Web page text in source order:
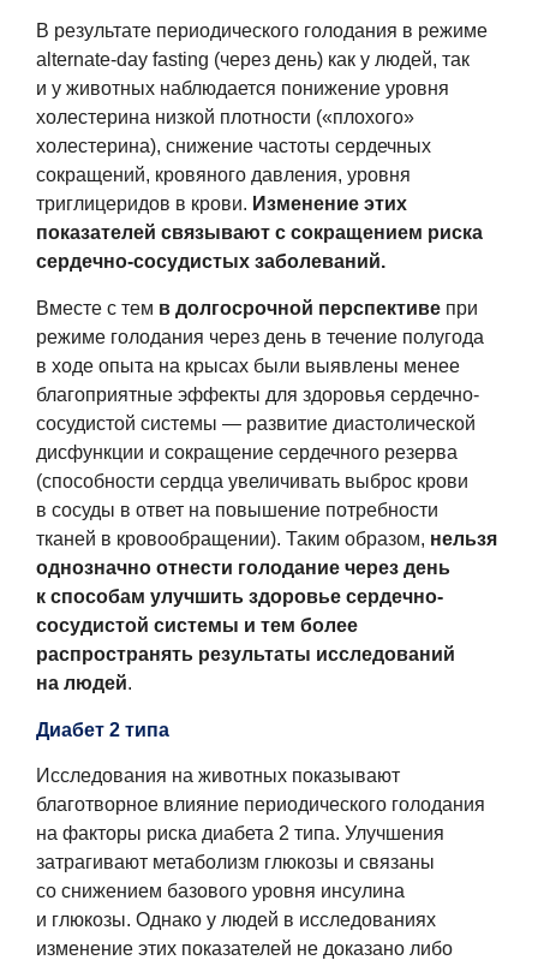
В результате периодического голодания в режиме
alternate-day fasting (через день) как у людей, так
и у животных наблюдается понижение уровня
холестерина низкой плотности («плохого»
холестерина), снижение частоты сердечных
сокращений, кровяного давления, уровня
триглицеридов в крови. Изменение этих
показателей связывают с сокращением риска
сердечно-сосудистых заболеваний.
Вместе с тем в долгосрочной перспективе при
режиме голодания через день в течение полугода
в ходе опыта на крысах были выявлены менее
благоприятные эффекты для здоровья сердечно-
сосудистой системы — развитие диастолической
дисфункции и сокращение сердечного резерва
(способности сердца увеличивать выброс крови
в сосуды в ответ на повышение потребности
тканей в кровообращении). Таким образом, нельзя
однозначно отнести голодание через день
к способам улучшить здоровье сердечно-
сосудистой системы и тем более
распространять результаты исследований
на людей.
Диабет 2 типа
Исследования на животных показывают
благотворное влияние периодического голодания
на факторы риска диабета 2 типа. Улучшения
затрагивают метаболизм глюкозы и связаны
со снижением базового уровня инсулина
и глюкозы. Однако у людей в исследованиях
изменение этих показателей не доказано либо